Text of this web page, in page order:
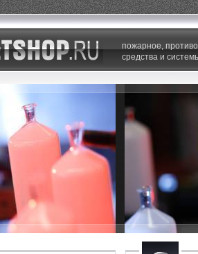
пожарное,
средства и